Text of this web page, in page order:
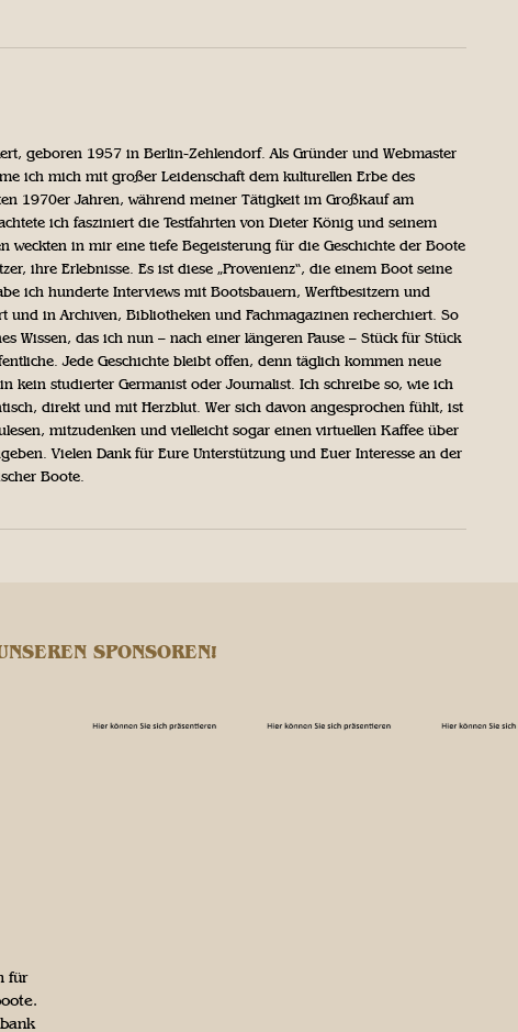
geboren 1957 in Berlin-Zehlendorf. Als Gründer und Webmaster
ich mich mit großer Leidenschaft dem kulturellen Erbe des
1970er Jahren, während meiner Tätigkeit im Großkauf am
ich fasziniert die Testfahrten von Dieter König und seinem
weckten in mir eine tiefe Begeisterung für die Geschichte der Boote
ihre Erlebnisse. Es ist diese „Provenienz“, die einem Boot seine
ich hunderte Interviews mit Bootsbauern, Werftbesitzern und
und in Archiven, Bibliotheken und Fachmagazinen recherchiert. So
Wissen, das ich nun – nach einer längeren Pause – Stück für Stück
Jede Geschichte bleibt offen, denn täglich kommen neue
kein studierter Germanist oder Journalist. Ich schreibe so, wie ich
direkt und mit Herzblut. Wer sich davon angesprochen fühlt, ist
mitzudenken und vielleicht sogar einen virtuellen Kaffee über
Vielen Dank für Eure Unterstützung und Euer Interesse an der
Boote.
SPONSOREN!
für